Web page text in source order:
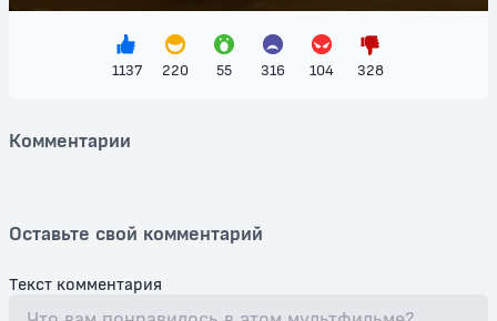
1137 220 55 316 104 328
Комментарии
Оставьте свой комментарий
Текст комментария